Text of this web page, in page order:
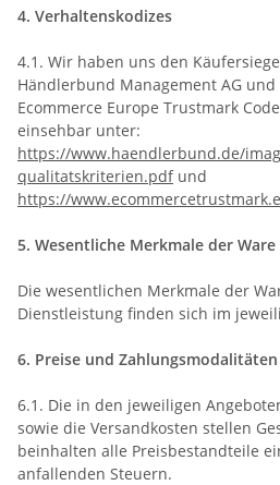
4. Verhaltenskodizes
4.1. Wir haben uns den
Händlerbund Management AG
Ecommerce Europe Trustmark
einsehbar unter:
https://www.haendlerbund.de/
qualitatskriterien.pdfund
https://
5. Wesentliche Merkmale der
Die wesentlichen Merkmale der
Dienstleistung finden sich im
6. Preise und Zahlungsmodalitäten
6.1. Die in den jeweiligen
sowie die Versandkosten stellen
beinhalten alle Preisbestandteile
anfallenden Steuern.